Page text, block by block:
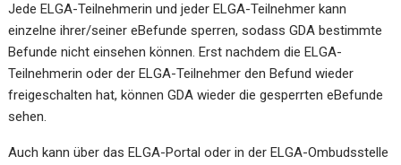
Jede ELGA-Teilnehmerin und jeder ELGA-Teilnehmer kann
einzelne ihrer/seiner eBefunde sperren, sodass GDA bestimmte
Befunde nicht einsehen können. Erst nachdem die ELGA-
Teilnehmerin oder der ELGA-Teilnehmer den Befund wieder
freigeschalten hat, können GDA wieder die gesperrten eBefunde
sehen.
Auch kann über das ELGA-Portal oder in derELGA-Ombudsstelle